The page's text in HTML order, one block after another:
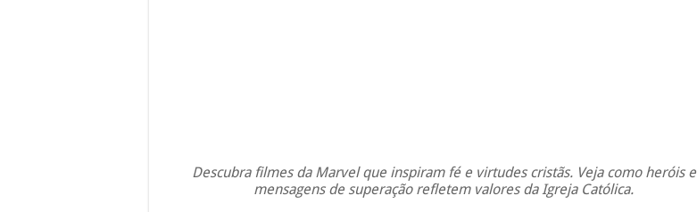
Descubra filmes da Marvel que inspiram fé e virtudes cristãs. Veja como heróis e
mensagens de superação refletem valores da Igreja Católica.